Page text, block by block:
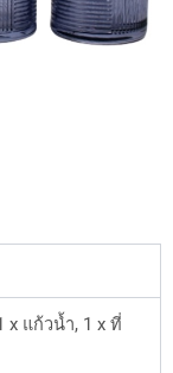
x แก้วน้ำ, 1 x ที่